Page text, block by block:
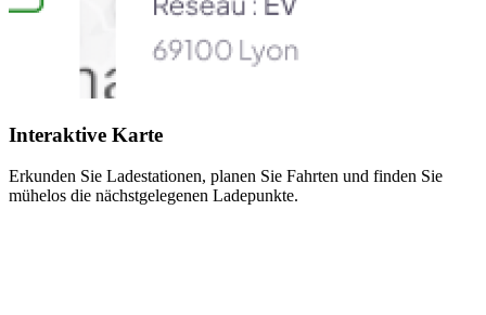
Interaktive Karte
Erkunden Sie Ladestationen, planen Sie Fahrten und finden Sie
mühelos die nächstgelegenen Ladepunkte.